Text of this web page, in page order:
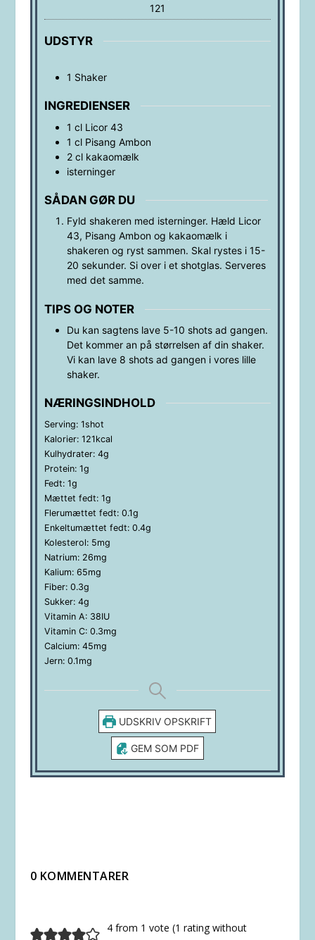
121
UDSTYR
1 Shaker
INGREDIENSER
1 cl Licor 43
1 cl Pisang Ambon
2 cl kakaomælk
isterninger
SÅDAN GØR DU
Fyld shakeren med isterninger. Hæld Licor
43, Pisang Ambon og kakaomælk i
shakeren og ryst sammen. Skal rystes i 15-
20 sekunder. Si over i et shotglas. Serveres
med det samme.
TIPS OG NOTER
Du kan sagtens lave 5-10 shots ad gangen.
Det kommer an på størrelsen af din shaker.
Vi kan lave 8 shots ad gangen i vores lille
shaker.
NÆRINGSINDHOLD
Serving: 1shot
Kalorier: 121kcal
Kulhydrater: 4g
Protein: 1g
Fedt: 1g
Mættet fedt: 1g
Flerumættet fedt: 0.1g
Enkeltumættet fedt: 0.4g
Kolesterol: 5mg
Natrium: 26mg
Kalium: 65mg
Fiber: 0.3g
Sukker: 4g
Vitamin A: 38IU
Vitamin C: 0.3mg
Calcium: 45mg
Jern: 0.1mg
UDSKRIV OPSKRIFT
GEM SOM PDF
0 KOMMENTARER
4 from 1 vote (1 rating without